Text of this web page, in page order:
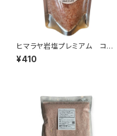
ヒマラヤ岩塩プレミアム コーラ
ルピンク〈ラージグレイン〉100g
¥410